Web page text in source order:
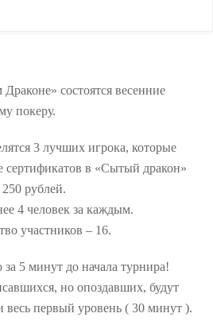
состоятся весенние
покеру.
3 лучших игрока, которые
сертификатов в «Сытый дракон»
рублей.
4 человек за каждым.
участников – 16.
5 минут до начала турнира!
но опоздавших, будут
весь первый уровень ( 30 минут ).